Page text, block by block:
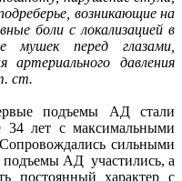
возникающие на
боли с локализацией в
мушек перед глазами,
давления
ст.
подъемы АД стали
34 лет с максимальными
сильными
АД участились, а
постоянный характер с